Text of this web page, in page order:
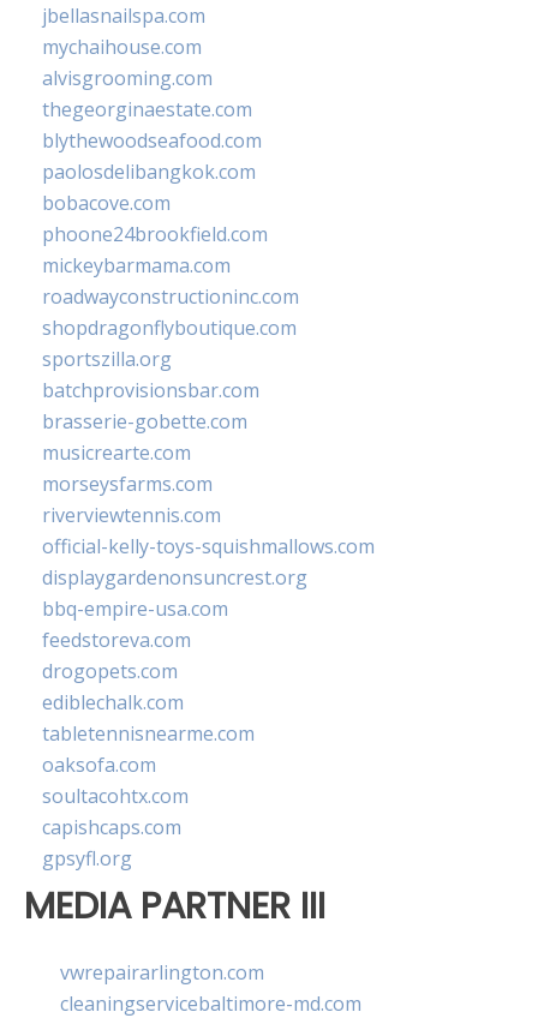
jbellasnailspa.com
mychaihouse.com
alvisgrooming.com
thegeorginaestate.com
blythewoodseafood.com
paolosdelibangkok.com
bobacove.com
phoone24brookfield.com
mickeybarmama.com
roadwayconstructioninc.com
shopdragonflyboutique.com
sportszilla.org
batchprovisionsbar.com
brasserie-gobette.com
musicrearte.com
morseysfarms.com
riverviewtennis.com
official-kelly-toys-squishmallows.com
displaygardenonsuncrest.org
bbq-empire-usa.com
feedstoreva.com
drogopets.com
ediblechalk.com
tabletennisnearme.com
oaksofa.com
soultacohtx.com
capishcaps.com
gpsyfl.org
MEDIA PARTNER III
vwrepairarlington.com
cleaningservicebaltimore-md.com